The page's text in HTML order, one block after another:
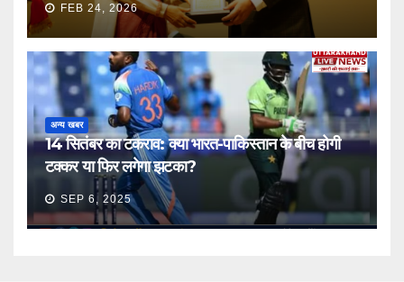
FEB 24, 2026
अन्य खबर
14 सितंबर का टकराव: क्या भारत-पाकिस्तान के बीच होगी
टक्कर या फिर लगेगा झटका?
SEP 6, 2025